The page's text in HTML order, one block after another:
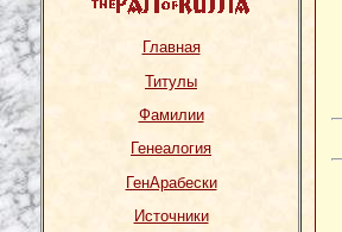
Главная
Титулы
Фамилии
Генеалогия
ГенАрабески
Источники